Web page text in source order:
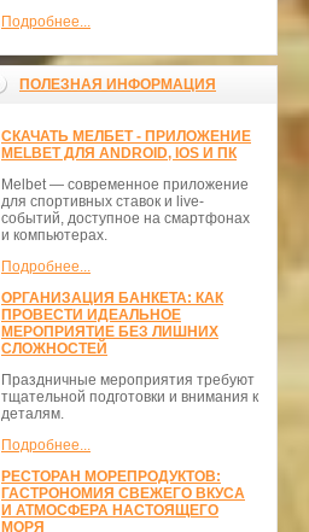
Подробнее...
ПОЛЕЗНАЯ ИНФОРМАЦИЯ
СКАЧАТЬ МЕЛБЕТ - ПРИЛОЖЕНИЕ
MELBET ДЛЯ ANDROID, IOS И ПК
Melbet — современное приложение
для спортивных ставок и live-
событий, доступное на смартфонах
и компьютерах.
Подробнее...
ОРГАНИЗАЦИЯ БАНКЕТА: КАК
ПРОВЕСТИ ИДЕАЛЬНОЕ
МЕРОПРИЯТИЕ БЕЗ ЛИШНИХ
СЛОЖНОСТЕЙ
Праздничные мероприятия требуют
тщательной подготовки и внимания к
деталям.
Подробнее...
РЕСТОРАН МОРЕПРОДУКТОВ:
ГАСТРОНОМИЯ СВЕЖЕГО ВКУСА
И АТМОСФЕРА НАСТОЯЩЕГО
МОРЯ